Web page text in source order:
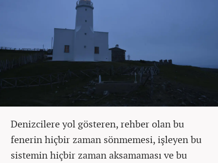
Denizcilere yol gösteren, rehber olan bu
fenerin hiçbir zaman sönmemesi, işleyen bu
sistemin hiçbir zaman aksamaması ve bu